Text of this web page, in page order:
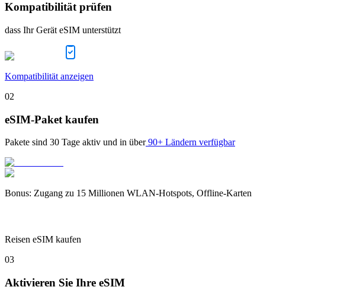
Kompatibilität prüfen
dass Ihr Gerät eSIM unterstützt
Kompatibilität anzeigen
02
eSIM-Paket kaufen
Pakete sind 30 Tage aktiv und in über 90+ Ländern verfügbar
Bonus: Zugang zu 15 Millionen WLAN-Hotspots, Offline-Karten
Reisen eSIM kaufen
03
Aktivieren Sie Ihre eSIM